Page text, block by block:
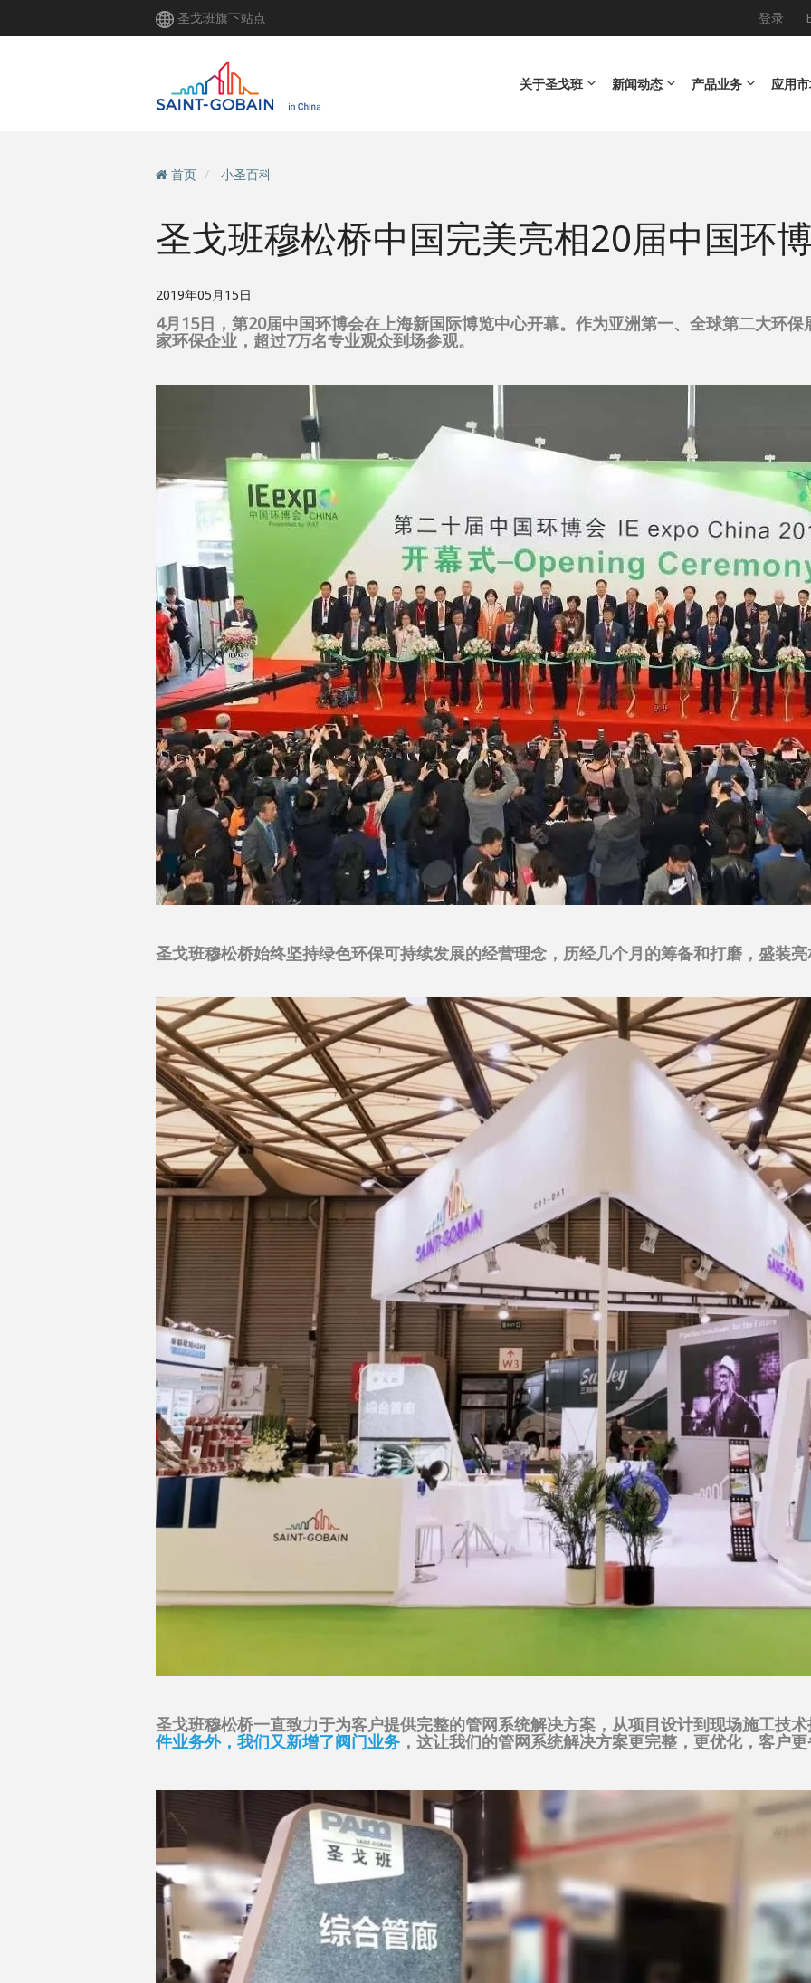
圣戈班旗下站点 登录
关于圣戈班 新闻动态 产品业务 应用
首页 小圣百科
圣戈班穆松桥中国完美亮相20届中国环
2019年05月15日
4月15日，第20届中国环博会在上海新国际博览中心开幕。作为亚洲第一、全球第二大环
家环保企业，超过7万名专业观众到场参观。
圣戈班穆松桥始终坚持绿色环保可持续发展的经营理念，历经几个月的筹备和打磨，盛装
圣戈班穆松桥一直致力于为客户提供完整的管网系统解决方案，从项目设计到现场施工技
件业务外，我们又新增了阀门业务 ，这让我们的管网系统解决方案更完整，更优化，客户